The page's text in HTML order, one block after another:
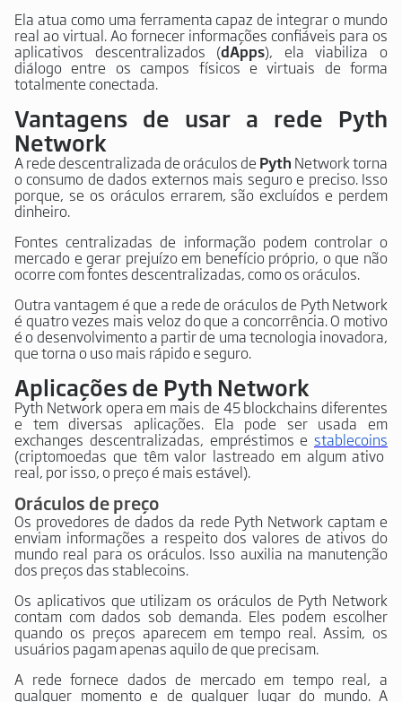
Ela atua como uma ferramenta capaz de integrar o mundo
real ao virtual. Ao fornecer informações confiáveis para os
aplicativos descentralizados (dApps), ela viabiliza o
diálogo entre os campos físicos e virtuais de forma
totalmente conectada.
Vantagens de usar a rede Pyth
Network
A rede descentralizada de oráculos de Pyth Network torna
o consumo de dados externos mais seguro e preciso. Isso
porque, se os oráculos errarem, são excluídos e perdem
dinheiro.
Fontes centralizadas de informação podem controlar o
mercado e gerar prejuízo em benefício próprio, o que não
ocorre com fontes descentralizadas, como os oráculos.
Outra vantagem é que a rede de oráculos de Pyth Network
é quatro vezes mais veloz do que a concorrência. O motivo
é o desenvolvimento a partir de uma tecnologia inovadora,
que torna o uso mais rápido e seguro.
Aplicações de Pyth Network
Pyth Network opera em mais de 45 blockchains diferentes
e tem diversas aplicações. Ela pode ser usada em
exchanges descentralizadas, empréstimos e stablecoins
(criptomoedas que têm valor lastreado em algum ativo
real, por isso, o preço é mais estável).
Oráculos de preço
Os provedores de dados da rede Pyth Network captam e
enviam informações a respeito dos valores de ativos do
mundo real para os oráculos. Isso auxilia na manutenção
dos preços das stablecoins.
Os aplicativos que utilizam os oráculos de Pyth Network
contam com dados sob demanda. Eles podem escolher
quando os preços aparecem em tempo real. Assim, os
usuários pagam apenas aquilo de que precisam.
A rede fornece dados de mercado em tempo real, a
qualquer momento e de qualquer lugar do mundo. A